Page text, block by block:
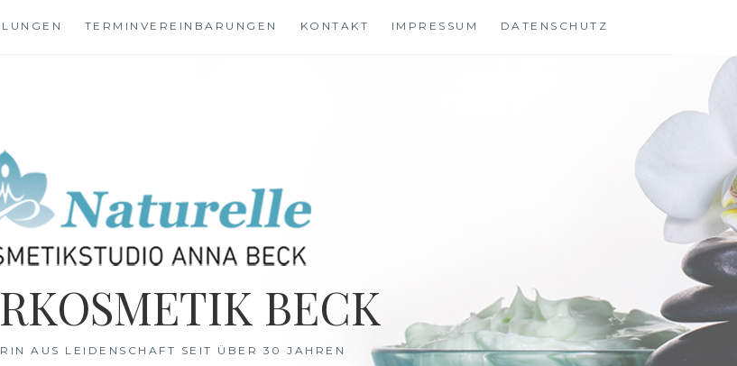
TERMINVEREINBARUNGEN KONTAKT IMPRESSUM DATENSCHUTZ
BECK
AUS LEIDENSCHAFT SEIT ÜBER 30 JAHREN